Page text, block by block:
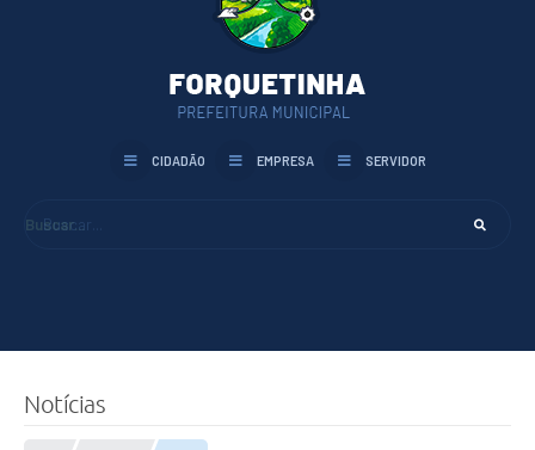
Buscar...
CIDADÃO EMPRESA SERVIDOR
Notícias